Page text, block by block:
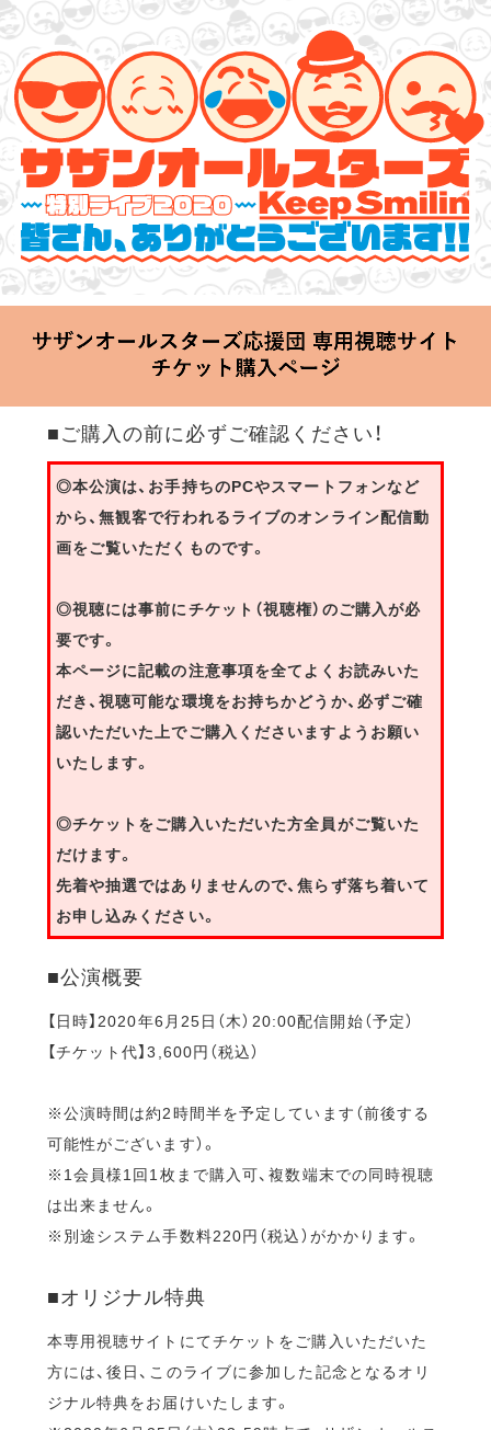
サザンオールスターズ 特別ライブ 2020
「Keep Smilin’～皆さん、ありがとうございます!!～」
2020.06.25 Thu 20:00 Start at 横浜アリーナ
■ご購入の前に必ずご確認ください！
◎本公演は、お手持ちのPCやスマートフォンなど
から、無観客で行われるライブのオンライン配信動
画をご覧いただくものです。
◎視聴には事前にチケット（視聴権）のご購入が必
要です。
本ページに記載の注意事項を全てよくお読みいた
だき、視聴可能な環境をお持ちかどうか、必ずご確
認いただいた上でご購入くださいますようお願い
いたします。
◎チケットをご購入いただいた方全員がご覧いた
だけます。
先着や抽選ではありませんので、焦らず落ち着いて
お申し込みください。
■公演概要
【日時】2020年6月25日（木）20:00配信開始（予定）
【チケット代】3,600円（税込）
※公演時間は約2時間半を予定しています（前後する
可能性がございます）。
※1会員様1回1枚まで購入可、複数端末での同時視聴
は出来ません。
※別途システム手数料220円（税込）がかかります。
■オリジナル特典
本専用視聴サイトにてチケットをご購入いただいた
方には、後日、このライブに参加した記念となるオリ
ジナル特典をお届けいたします。